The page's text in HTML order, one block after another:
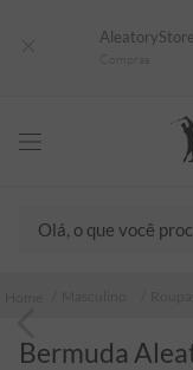
AleatoryStore
Bermuda